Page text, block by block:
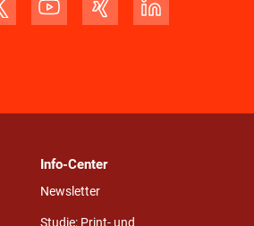
Info-Center
Newsletter
Studie: Print- und